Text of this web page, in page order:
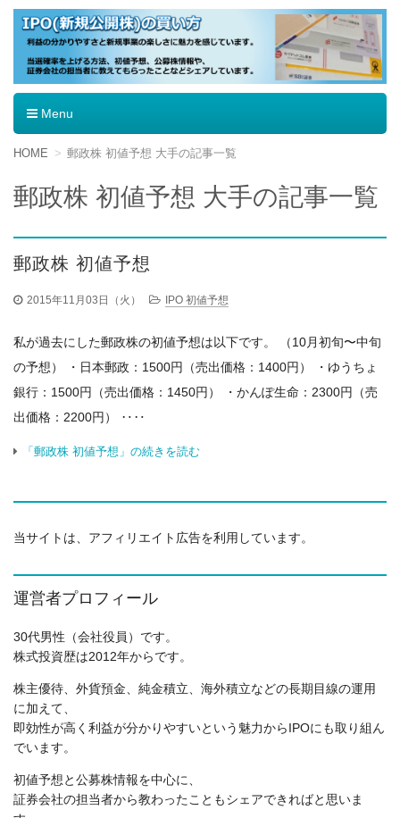
IPO（新規公開株）の買い方
Menu
コ
テ
ン
へ
移
動
HOME 郵政株 初値予想 大手の記事一覧
郵政株 初値予想 大手の記事一覧
郵政株 初値予想
2015年11月03日（火） IPO 初値予想
私が過去にした郵政株の初値予想は以下です。 （10月初旬〜中旬
の予想） ・日本郵政：1500円（売出価格：1400円） ・ゆうちょ
銀行：1500円（売出価格：1450円） ・かんぽ生命：2300円（売
出価格：2200円） ‥‥
「郵政株 初値予想」の続きを読む
当サイトは、アフィリエイト広告を利用しています。
運営者プロフィール
30代男性（会社役員）です。
株式投資歴は2012年からです。
株主優待、外貨預金、純金積立、海外積立などの長期目線の運用
に加えて、
即効性が高く利益が分かりやすいという魅力からIPOにも取り組ん
でいます。
初値予想と公募株情報を中心に、
証券会社の担当者から教わったこともシェアできればと思いま